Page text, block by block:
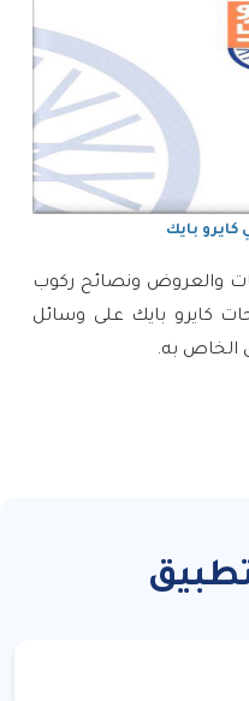
بايك
والعروض ونصائح ركوب
كايرو بايك على وسائل
الخاص به.